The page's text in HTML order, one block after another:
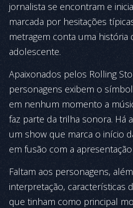
jornalista se encontram e
marcada por hesitações
metragem conta uma história
adolescente.
Apaixonados pelos Rolling
personagens exibem o
em nenhum momento a
faz parte da trilha sonora. Há
um show que marca o início
em fusão com a
Faltam aos personagens,
interpretação, características
que tinham como principal